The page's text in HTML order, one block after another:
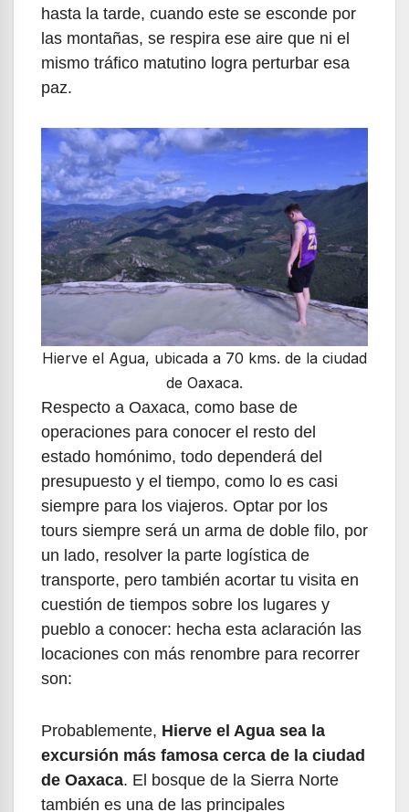
hasta la tarde, cuando este se esconde por
las montañas, se respira ese aire que ni el
mismo tráfico matutino logra perturbar esa
paz.
Hierve el Agua, ubicada a 70 kms. de la ciudad
de Oaxaca.
Respecto a Oaxaca, como base de
operaciones para conocer el resto del
estado homónimo, todo dependerá del
presupuesto y el tiempo, como lo es casi
siempre para los viajeros. Optar por los
tours siempre será un arma de doble filo, por
un lado, resolver la parte logística de
transporte, pero también acortar tu visita en
cuestión de tiempos sobre los lugares y
pueblo a conocer: hecha esta aclaración las
locaciones con más renombre para recorrer
son:
Probablemente, Hierve el Agua sea la
excursión más famosa cerca de la ciudad
de Oaxaca. El bosque de la Sierra Norte
también es una de las principales